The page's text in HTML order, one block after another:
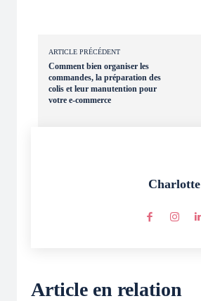
ARTICLE PRÉCÉDENT
Comment bien organiser les
commandes, la préparation des
colis et leur manutention pour
votre e-commerce
Charlotte
Article en relation